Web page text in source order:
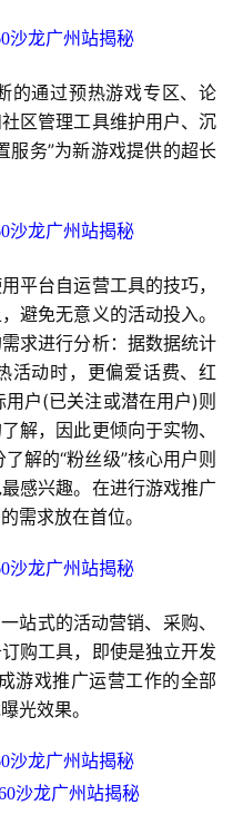
通过预热游戏专区、论
区管理工具维护用户、沉
服务”为新游戏提供的超长
台自运营工具的技巧，
避免无意义的活动投入。
求进行分析：据数据统计
活动时，更偏爱话费、红
户(已关注或潜在用户)则
解，因此更倾向于实物、
解的“粉丝级”核心用户则
感兴趣。在进行游戏推广
需求放在首位。
式的活动营销、采购、
购工具，即使是独立开发
游戏推广运营工作的全部
光效果。